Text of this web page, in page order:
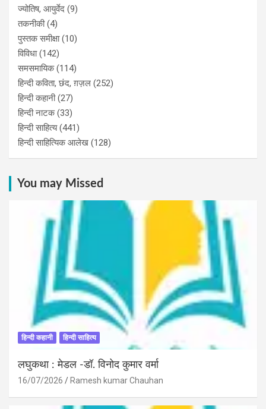
ज्योतिष, आयुर्वेद (9)
तकनीकी(4)
पुस्‍तक समीक्षा(10)
विविधा(142)
समसमायिक(114)
हिन्दी कविता, छंद, ग़ज़ल (252)
हिन्दी कहानी(27)
हिन्‍दी नाटक(33)
हिन्दी साहित्य(441)
हिन्दी साहित्यिक आलेख (128)
You may Missed
हिन्दी कहानी हिन्दी साहित्य
लघुकथा : मेडल -डॉ. विनोद कुमार वर्मा
16/07/2026 Ramesh kumar Chauhan